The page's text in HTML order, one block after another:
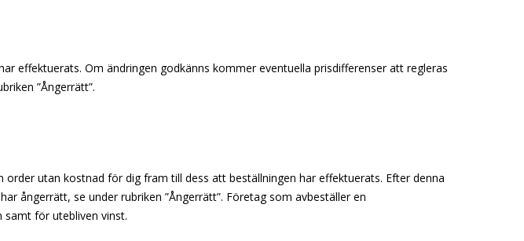
effektuerats. Om ändringen godkänns kommer eventuella prisdifferenser att regleras
”Ångerrätt”.
utan kostnad för dig fram till dess att beställningen har effektuerats. Efter denna
ångerrätt, se under rubriken ”Ångerrätt”. Företag som avbeställer en
samt för utebliven vinst.